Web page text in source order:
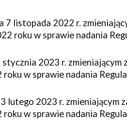
7 listopada 2022 r.
roku w sprawie nadania
stycznia 2023 r. zmieniającym
roku w sprawie nadania
lutego 2023 r. zmieniającym
w sprawie nadania